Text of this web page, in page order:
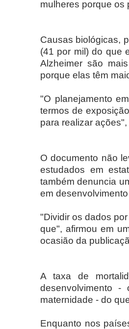
mulheres porque os
Causas biológicas,
(41 por mil) do que
Alzheimer são
porque elas têm
"O planejamento
termos de
para realizar
O documento não
estudados em
também denuncia
em
"Dividir os dados
que", afirmou em
ocasião da
A taxa de
desenvolvimento
maternidade - do
Enquanto nos